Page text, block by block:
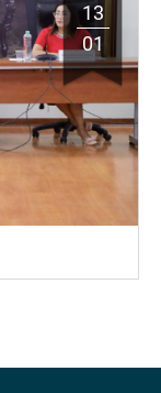
13
01